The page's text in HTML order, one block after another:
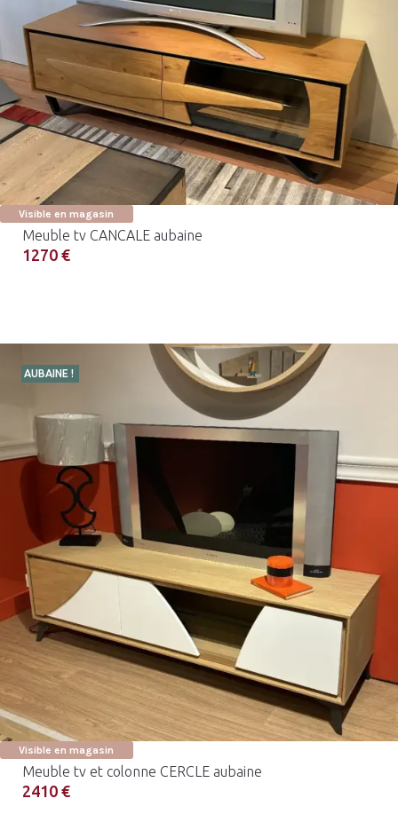
Visible en magasin
Meuble tv CANCALE aubaine
1270 €
AUBAINE !
Visible en magasin
Meuble tv et colonne CERCLE aubaine
2410 €